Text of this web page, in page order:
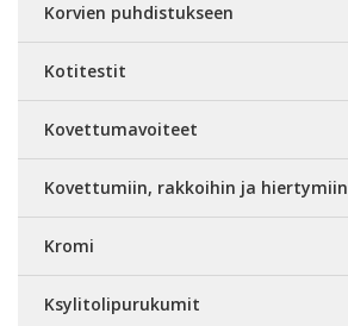
Korvien puhdistukseen
Kotitestit
Kovettumavoiteet
Kovettumiin, rakkoihin ja hiertymiin
Kromi
Ksylitolipurukumit